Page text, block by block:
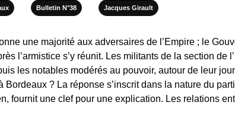
Bulletin N°38 Jacques Girault
une majorité aux adversaires de l’Empire ; le
l’armistice s’y réunit. Les militants de la section
les notables modérés au pouvoir, autour de leur
Bordeaux ? La réponse s’inscrit dans la nature du
fournit une clef pour une explication. Les relations